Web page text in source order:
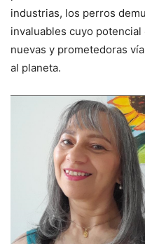
industrias, los perros
invaluables cuyo
nuevas y prometedoras
al planeta.